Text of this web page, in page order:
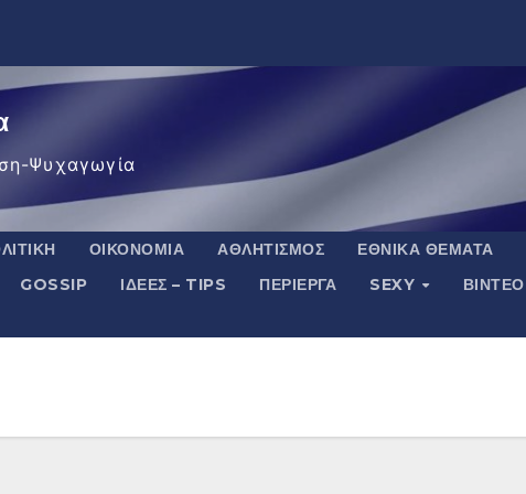
Ψυχαγωγία
ΟΙΚΟΝΟΜΊΑ ΑΘΛΗΤΙΣΜΌΣ ΕΘΝΙΚΆ ΘΈΜΑΤΑ
GOSSIP ΙΔΈΕΣ – TIPS ΠΕΡΊΕΡΓΑ SEXY ΒΙΝΤΕΟ